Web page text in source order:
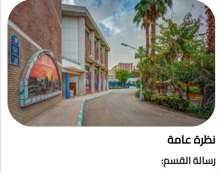
نظرة عامة
رسالة القسم: